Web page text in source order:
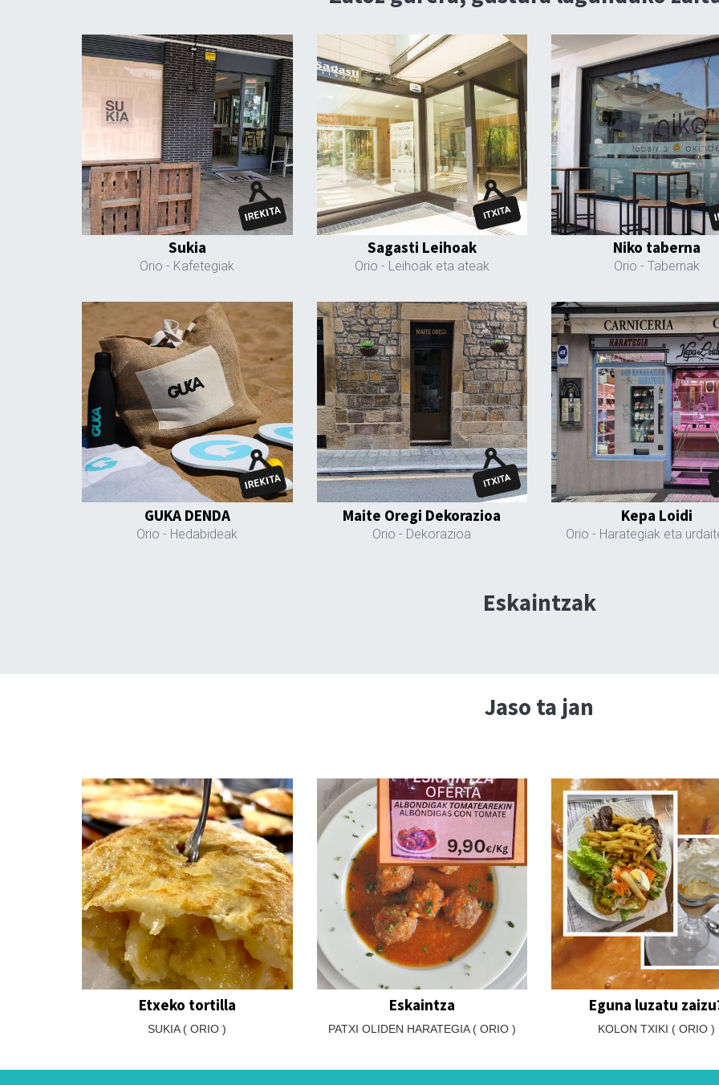
Sukia
Orio - Kafetegiak
Sagasti Leihoak
Orio - Leihoak eta ateak
Niko taberna
Orio - Tabernak
GUKA DENDA
Orio - Hedabideak
Maite Oregi Dekorazioa
Orio - Dekorazioa
Kepa Loidi
Orio - Harategiak eta
Eskaintzak
Jaso ta jan
Etxeko tortilla
SUKIA ( ORIO )
Eskaintza
PATXI OLIDEN HARATEGIA ( ORIO )
Eguna luzatu
KOLON TXIKI ( ORIO )